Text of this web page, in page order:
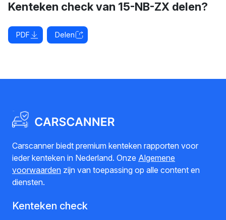
Kenteken check van 15-NB-ZX delen?
PDF Delen
Carscanner biedt premium kenteken rapporten voor
ieder kenteken in Nederland. Onze Algemene
voorwaarden zijn van toepassing op alle content en
diensten.
Kenteken check